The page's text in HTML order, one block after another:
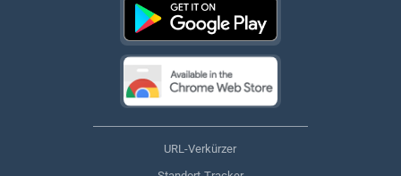
URL-Verkürzer